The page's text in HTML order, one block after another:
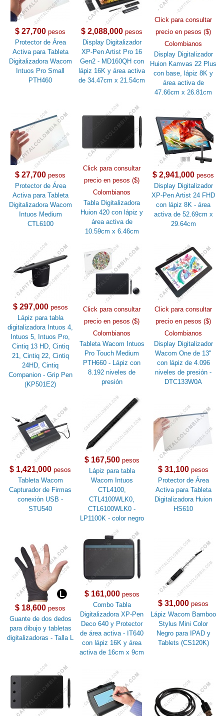
$ 27,700 pesos
Protector de Área
Activa para Tableta
Digitalizadora Wacom
Intuos Pro Small
PTH460
$ 2,088,000 pesos
Display Digitalizador
XP-Pen Artist Pro 16
Gen2 - MD160QH con
lápiz 16K y área activa
de 34.47cm x 21.54cm
Click para consultar
precio en pesos ($)
Colombianos
Display Digitalizador
Huion Kamvas 22 Plus
con base, lápiz 8K y
área activa de
47.66cm x 26.81cm
$ 27,700 pesos
Protector de Área
Activa para Tableta
Digitalizadora Wacom
Intuos Medium
CTL6100
Click para consultar
precio en pesos ($)
Colombianos
Tabla Digitalizadora
Huion 420 con lápiz y
área activa de
10.59cm x 6.46cm
$ 2,941,000 pesos
Display Digitalizador
XP-Pen Artist 24 FHD
con lápiz 8K - área
activa de 52.69cm x
29.64cm
$ 297,000pesos
Lápiz para tabla
digitalizadora Intuos 4,
Intuos 5, Intuos Pro,
Cintiq 13 HD, Cintiq
21, Cintiq 22, Cintiq
24HD, Cintiq
Companion - Grip Pen
(KP501E2)
Click para consultar
precio en pesos ($)
Colombianos
Tableta Wacom Intuos
Pro Touch Medium
PTH660 - Lápiz con
8.192 niveles de
presión
Click para consultar
precio en pesos ($)
Colombianos
Display Digitalizador
Wacom One de 13"
con lápiz de 4.096
niveles de presión -
DTC133W0A
$ 1,421,000 pesos
Tableta Wacom
Capturador de Firmas
conexión USB -
STU540
$ 167,500pesos
Lápiz para tabla
Wacom Intuos
CTL4100,
CTL4100WLK0,
CTL6100WLK0 -
LP1100K - color negro
$ 31,100 pesos
Protector de Área
Activa para Tableta
Digitalizadora Huion
HS610
$ 18,600 pesos
Guante de dos dedos
para dibujo y tabletas
digitalizadoras - Talla L
$ 161,000pesos
Combo Tabla
Digitalizadora XP-Pen
Deco 640 y Protector
de área activa - IT640
con lápiz 16K y área
activa de 16cm x 9cm
$ 31,000 pesos
Lápiz Wacom Bamboo
Stylus Mini Color
Negro para IPAD y
Tablets (CS120K)